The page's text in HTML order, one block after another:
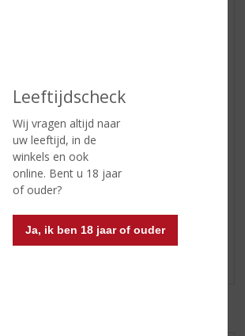
Leeftijdscheck
Wij vragen altijd naar
uw leeftijd, in de
winkels en ook
online. Bent u 18 jaar
of ouder?
Ja, ik ben 18 jaar of ouder
aperitief, salades, kipgerechten,
visgerechten en schaal- en
schelpdieren, tempura en sushi